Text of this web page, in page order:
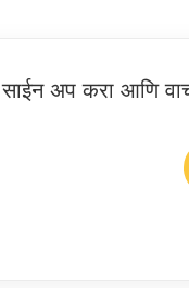
साईन अप करा आणि